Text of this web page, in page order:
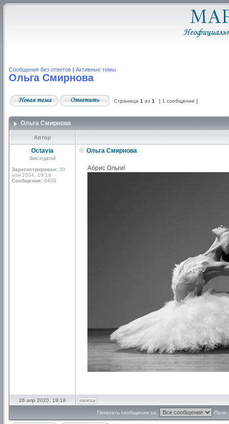
Сообщения без ответов | Активные темы
Ольга Смирнова
Страница 1 из 1 [ 1 сообщение ]
Ольга Смирнова
Автор
Octavia
Завсегдатай
Зарегистрирован: 30
ноя 2004, 19:19
Сообщения: 8408
Ольга Смирнова
Абрис Ольги!
26 апр 2020, 19:18
Показать сообщения за: Поле